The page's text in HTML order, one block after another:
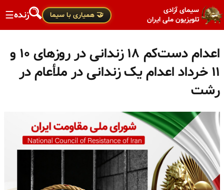
سیمای آزادی
تلویزیون ملی ایران
🤝 همیاری با سیما زنده☰
اعدام دست‌کم ۱۸ زندانی در روزهای ۱۰ و
۱۱ خرداد اعدام یک زندانی در ملأعام در
رشت